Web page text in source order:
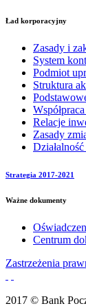
Ład korporacyjny
Zasady i
System
Podmiot
Struktura
Relacje
Zasady
Strategia 2017-2021
Ważne dokumenty
Centrum
Zastrzeżenia
2017 © Bank